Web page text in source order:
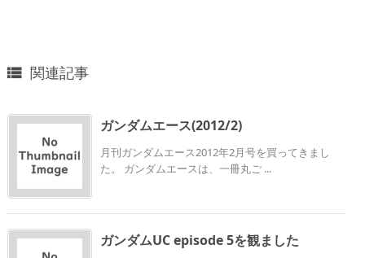
 関連記事
ガンダムエース(2012/2)
月刊ガンダムエース2012年2月号を買ってきまし
た。 ガンダムエースは、一冊丸ご ...
ガンダムUC episode 5を観ました